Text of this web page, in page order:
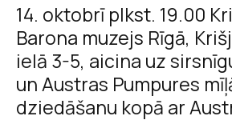
14. oktobrī plkst. 19.00
Barona muzejs Rīgā,
ielā 3-5, aicina uz
un Austras Pumpures
dziedāšanu kopā ar